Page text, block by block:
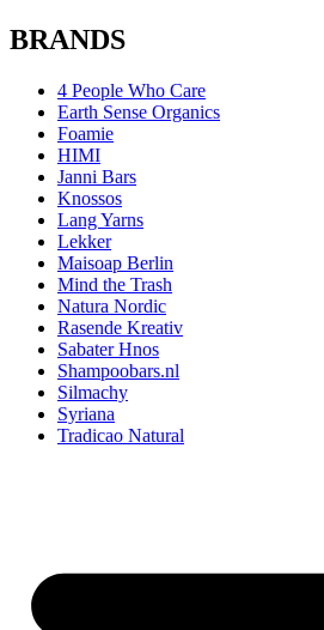
BRANDS
4 People Who Care
Earth Sense Organics
Foamie
HIMI
Janni Bars
Knossos
Lang Yarns
Lekker
Maisoap Berlin
Mind the Trash
Natura Nordic
Rasende Kreativ
Sabater Hnos
Shampoobars.nl
Silmachy
Syriana
Tradicao Natural